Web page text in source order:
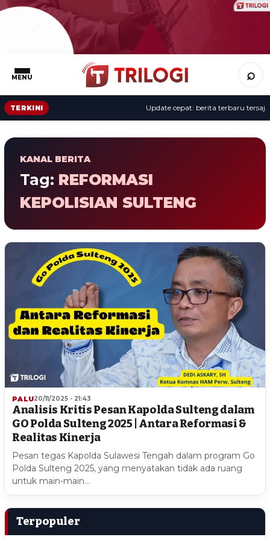
MENU ⌕
TERKINI Update cepat: berita terbaru tersaji
KANAL BERITA
Tag: REFORMASI
KEPOLISIAN SULTENG
PALU20/11/2025 - 21:43
Analisis Kritis Pesan Kapolda Sulteng dalam
GO Polda Sulteng 2025 | Antara Reformasi &
Realitas Kinerja
Pesan tegas Kapolda Sulawesi Tengah dalam program Go
Polda Sulteng 2025, yang menyatakan tidak ada ruang
untuk main-main…
Terpopuler